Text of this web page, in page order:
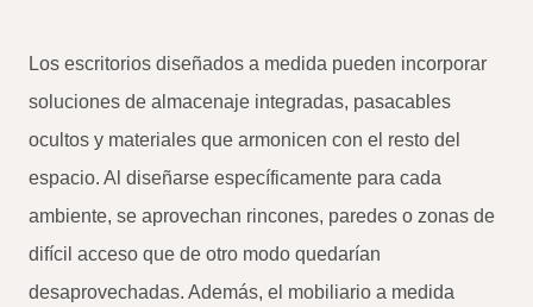
Los escritorios diseñados a medida pueden incorporar
soluciones de almacenaje integradas, pasacables
ocultos y materiales que armonicen con el resto del
espacio. Al diseñarse específicamente para cada
ambiente, se aprovechan rincones, paredes o zonas de
difícil acceso que de otro modo quedarían
desaprovechadas. Además, el mobiliario a medida